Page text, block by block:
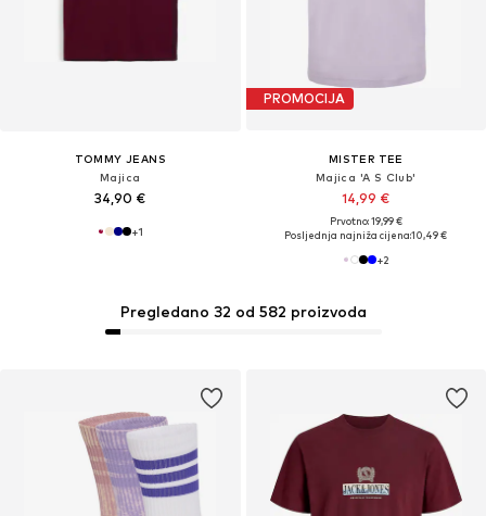
TOMMY JEANS
Majica
34,90 €
+1
PROMOCIJA
MISTER TEE
Majica 'A S Club'
14,99 €
Prvotno: 19,99 €
Posljednja najniža cijena:10,49 €
+2
Pregledano 32 od 582 proizvoda